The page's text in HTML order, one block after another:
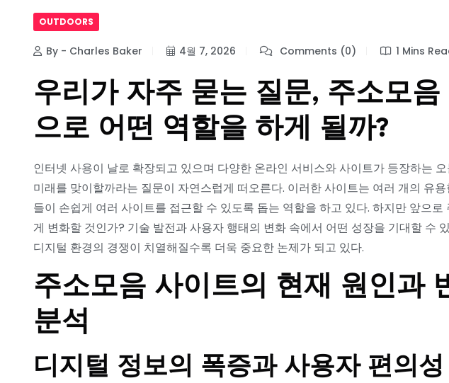
OUTDOORS
By - Charles Baker 4월 7, 2026 Comments (0) 1 Mins
우리가 자주 묻는 질문, 주소모
으로 어떤 역할을 하게 될까?
인터넷 사용이 날로 확장되고 있으며 다양한 온라인 서비스와 사이트가 등장하는
미래를 맞이할까라는 질문이 자연스럽게 떠오른다. 이러한 사이트는 여러 개의 유
들이 손쉽게 여러 사이트를 접근할 수 있도록 돕는 역할을 하고 있다. 하지만 앞으
게 변화할 것인가? 기술 발전과 사용자 행태의 변화 속에서 어떤 성장을 기대할 수
디지털 환경의 경쟁이 치열해질수록 더욱 중요한 논제가 되고 있다.
주소모음 사이트의 현재 원인과
분석
디지털 정보의 폭증과 사용자 편의